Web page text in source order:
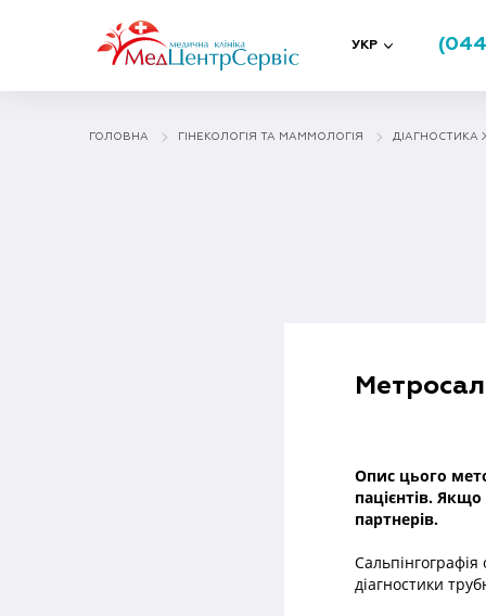
УКР
ГОЛОВНА ГІНЕКОЛОГІЯ ТА МАММОЛОГIЯ ДІАГНОСТИКА
Опис цього
пацієнтів.
партнерів.
діагностики